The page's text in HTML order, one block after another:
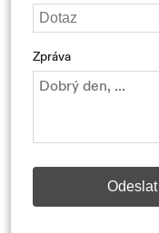
Zpráva
Odeslat